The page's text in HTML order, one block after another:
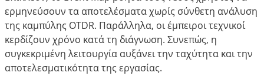
ερμηνεύσουν τα αποτελέσματα χωρίς σύνθετη ανάλυση
της καμπύλης OTDR. Παράλληλα, οι έμπειροι τεχνικοί
κερδίζουν χρόνο κατά τη διάγνωση. Συνεπώς, η
συγκεκριμένη λειτουργία αυξάνει την ταχύτητα και την
αποτελεσματικότητα της εργασίας.